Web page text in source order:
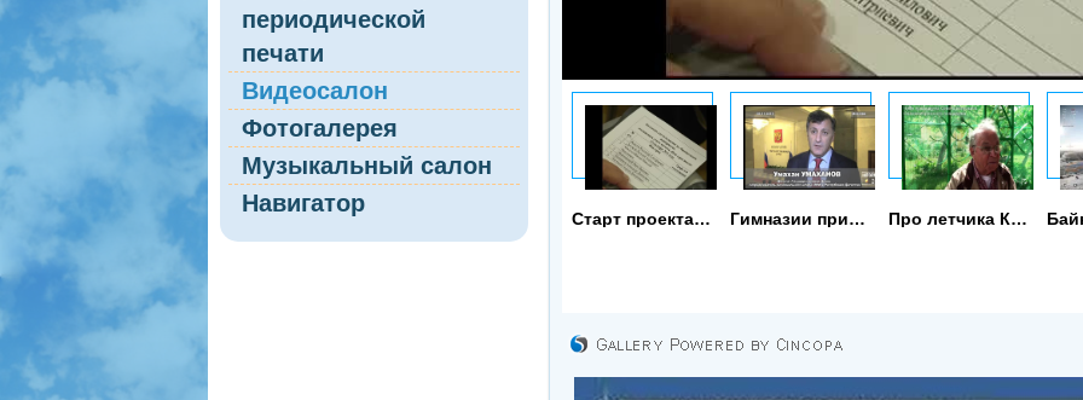
периодической
печати
Видеосалон
Фотогалерея
Музыкальный салон
Навигатор
Старт проекта 23 сентября 2015 Гимназии присвоят имя Героя Советского Союза Про летчика Костылева